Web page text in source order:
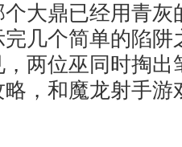
大鼎已经用青灰
几个简单的陷阱
两位巫同时掏出
，和魔龙射手游